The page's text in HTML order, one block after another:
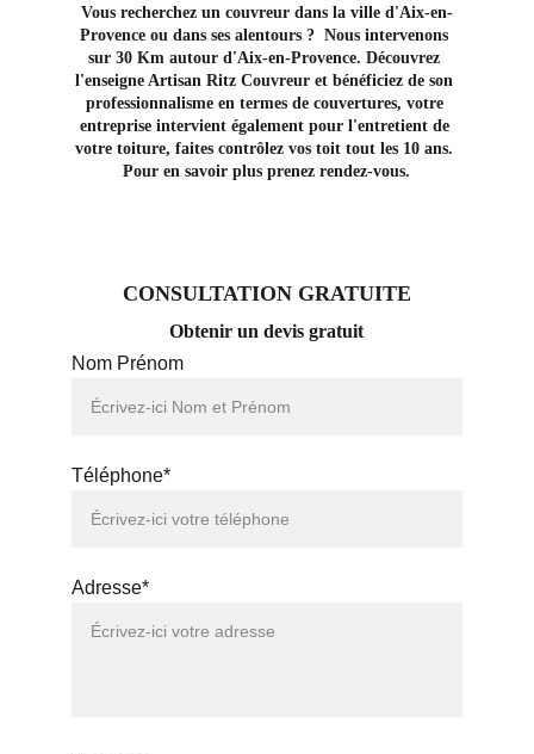
Nom Prénom
Téléphone*
Adresse*
Vous recherchez un couvreur dans la ville d'Aix-en-
Provence ou dans ses alentours ?  Nous intervenons
sur 30 Km autour d'Aix-en-Provence. Découvrez
l'enseigne Artisan Ritz Couvreur et bénéficiez de son
professionnalisme en termes de couvertures, votre
entreprise intervient également pour l'entretient de
votre toiture, faites contrôlez vos toit tout les 10 ans.
Pour en savoir plus prenez rendez-vous.
CONSULTATION GRATUITE
Obtenir un devis gratuit